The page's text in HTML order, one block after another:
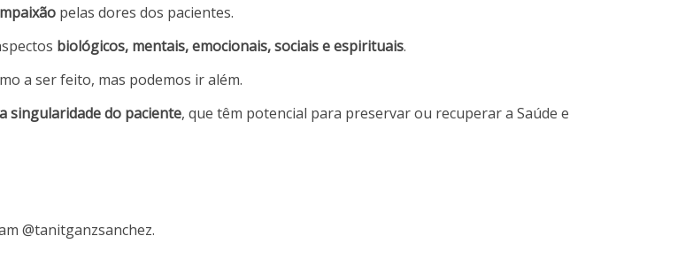
pelas dores dos pacientes.
biológicos, mentais, emocionais, sociais e espirituais.
a ser feito, mas podemos ir além.
singularidade do paciente, que têm potencial para preservar ou recuperar a Saúde e
@tanitganzsanchez.